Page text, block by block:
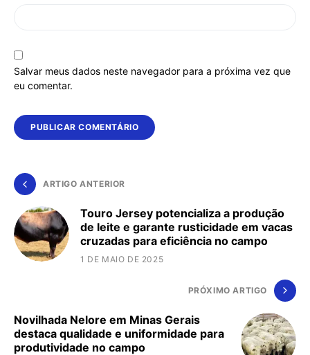
Salvar meus dados neste navegador para a próxima vez que
eu comentar.
ARTIGO ANTERIOR
Touro Jersey potencializa a produção
de leite e garante rusticidade em vacas
cruzadas para eficiência no campo
1 DE MAIO DE 2025
PRÓXIMO ARTIGO
Novilhada Nelore em Minas Gerais
destaca qualidade e uniformidade para
produtividade no campo